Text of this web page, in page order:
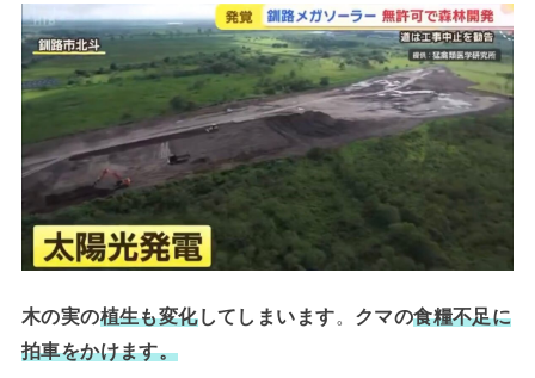
木の実の植生も変化してしまいます。 クマの食糧不足に
拍車をかけます。